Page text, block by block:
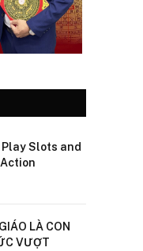
Slots and
LÀ CON
VƯỢT